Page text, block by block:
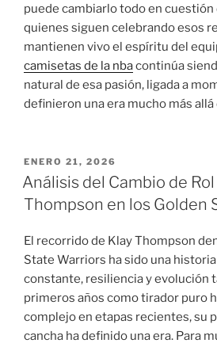
puede cambiarlo todo en cuestión
quienes siguen celebrando esos
mantienen vivo el espíritu del
camisetas de la nbacontinúa
natural de esa pasión, ligada a
definieron una era mucho más
PUBLICADO
EL
ENERO 21, 2026
Análisis del Cambio de
Thompson en los Golden
El recorrido de Klay Thompson
State Warriors ha sido una
constante, resiliencia y evolución
primeros años como tirador puro
complejo en etapas recientes, su
cancha ha definido una era. Para